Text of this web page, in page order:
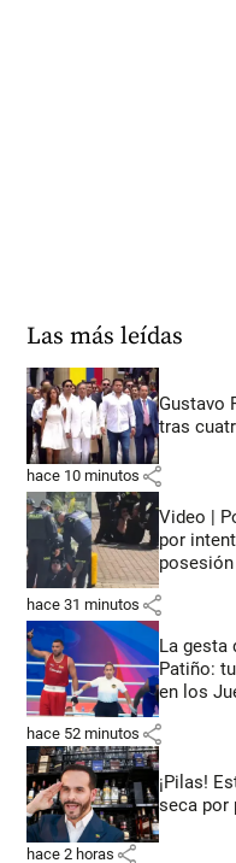
Las más leídas
Gustavo
tras
hace 10 minutos share
Video |
por
posesión
hace 31 minutos share
La gesta
Patiño:
en los
hace 52 minutos share
¡Pilas!
seca por
hace 2 horas share